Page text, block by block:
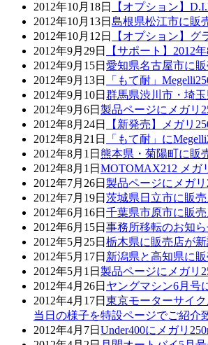
2012年10月18日
【オプション】
2012年10月13日 島根県松江市に販
2012年10月12日
【オプション】グ
2012年9月29日
【サポート】2012
2012年9月15日 愛知県名古屋市に
2012年9月13日
「もて耐」
2012年9月10日 群馬県渋川市・埼
2012年9月6日 製品ページにメガリ
2012年8月24日
【新発売】メガリ
2012年8月21日
「もて耐」に
2012年8月1日 熊本県・菊陽町に販
2012年8月1日 MOTOMAX212 メガ
2012年7月26日 製品ページにメガ
2012年7月19日 茨城県日立市に販売
2012年6月16日 千葉県市原市に販売
2012年6月15日 事務所移転のお知
2012年5月25日 栃木県に販売店が新
2012年5月17日 新潟県と高知県に
2012年5月1日 製品ページにメガリ
2012年4月26日 ヤングマシン6月号
2012年4月17日 東京モーターサイ
当日の様子を特設ページでご紹介
2012年4月7日 Under400にメガリ